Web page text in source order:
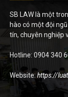
SB LAW là một
hào có một đội
tín, chuyên nghiệp
Hotline: 0904 340
Website: https://